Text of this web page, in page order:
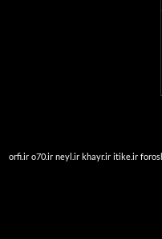
itike.ir
khayr.ir
neyl.ir
o70.ir
orfi.ir